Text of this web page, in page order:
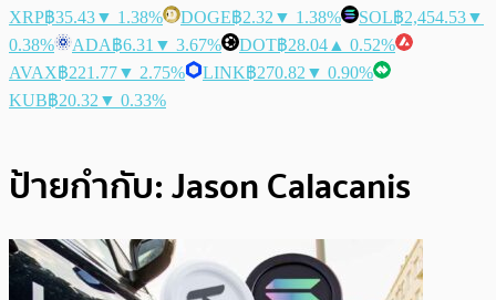
XRP฿35.43▼ 1.38% DOGE฿2.32 ▼ 1.38% SOL฿2,454.53▼
0.38%
ADA฿6.31 ▼ 3.67% DOT฿28.04 ▲ 0.52%
AVAX฿221.77▼ 2.75% LINK฿270.82 ▼ 0.90%
KUB฿20.32 ▼ 0.33%
ป้ายกำกับ:Jason Calacanis